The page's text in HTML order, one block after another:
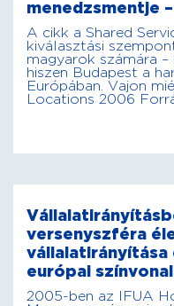
menedzsmentje
A cikk a Shared
kiválasztási
magyarok számára –
hiszen Budapest a
Európában. Vajon
Locations 2006
versenyszféra
vállalatirányítása
európai
2005-ben az IFUA